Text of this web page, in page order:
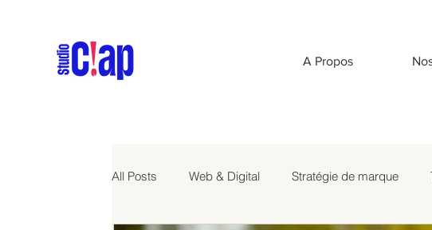
A Propos
All Posts Web & Digital Stratégie de marque